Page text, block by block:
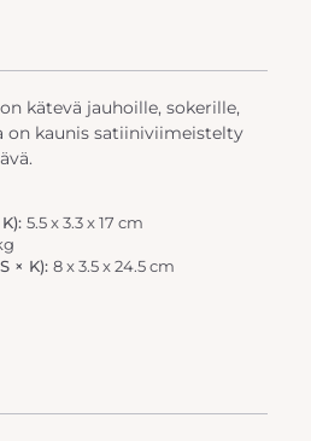
kätevä jauhoille, sokerille,
on kaunis satiiniviimeistelty
5.5 x 3.3 x 17 cm
× K): 8 x 3.5 x 24.5 cm